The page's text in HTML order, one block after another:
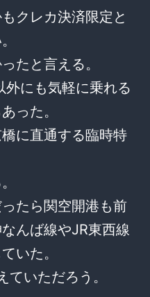
クレカ決済限定と
たと言える。
にも気軽に乗れる
った。
に直通する臨時特
たら関空開港も前
んば線やJR東西線
いた。
いただろう。